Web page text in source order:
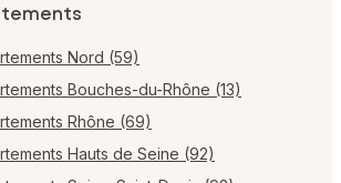
Nord (59)
Bouches-du-Rhône (13)
Rhône (69)
Hauts de Seine (92)